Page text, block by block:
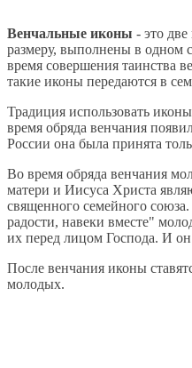
Венчальные иконы - это
размеру, выполнены в одном
время совершения таинства
такие иконы передаются в
Традиция использовать
время обряда венчания
России она была принята
Во время обряда венчания
матери и Иисуса Христа
священного семейного
радости, навеки вместе"
их перед лицом Господа. И
После венчания иконы
молодых.